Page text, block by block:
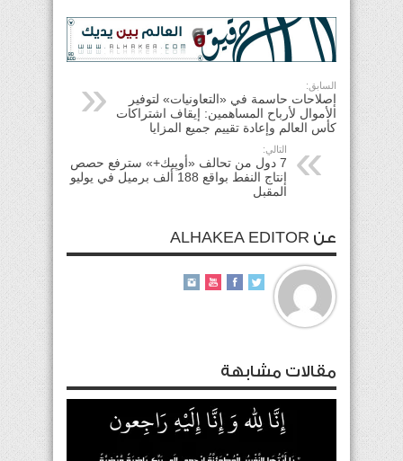
السابق:
إصلاحات حاسمة في «التعاونيات» لتوفير
الأموال لأرباح المساهمين: إيقاف اشتراكات
كأس العالم وإعادة تقييم جميع المزايا
التالي:
7 دول من تحالف «أوپيك+» سترفع حصص
إنتاج النفط بواقع 188 ألف برميل في يوليو
المقبل
عن ALHAKEA EDITOR
مقالات مشابهة